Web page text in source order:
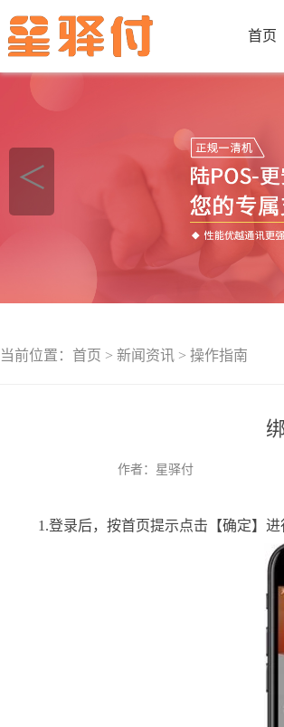
首页
＜
当前位置： 首页 > 新闻资讯 > 操作指南
作者：星驿付
1.登录后，按首页提示点击【确定】